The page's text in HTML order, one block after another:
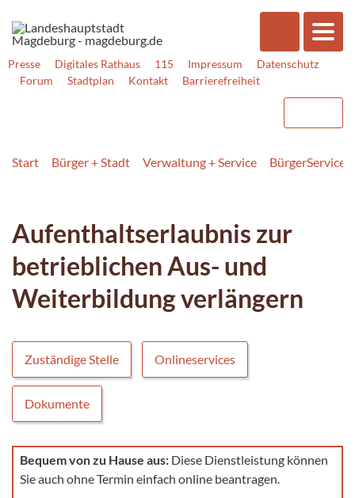
Presse Digitales Rathaus 115 Impressum
Datenschutz
Forum
Stadtplan Kontakt Barrierefreiheit
Start Bürger + Stadt Verwaltung + Service BürgerService
Aufenthaltserlaubnis zur
betrieblichen Aus- und
Weiterbildung verlängern
Zuständige Stelle Onlineservices
Dokumente
Bequem von zu Hause aus: Diese Dienstleistung können
Sie auch ohne Termin einfach online beantragen.